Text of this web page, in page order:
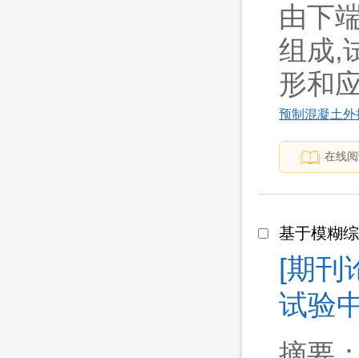
由下
组成,
形和
预制混凝土外
在线
基于模糊
[期刊
试验